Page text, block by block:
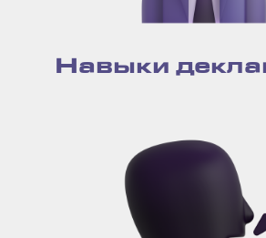
Навыки